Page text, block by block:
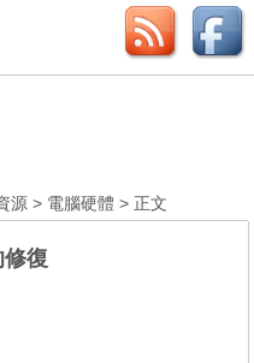
源 > 電腦硬體 > 正文
復